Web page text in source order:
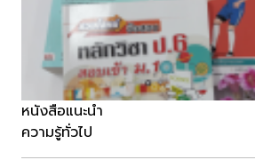
หนังสือแนะนำ
ความรู้ทั่วไป